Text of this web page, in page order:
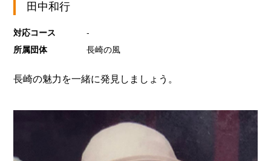
田中和行
対応コース
-
所属団体
長崎の風
長崎の魅力を一緒に発見しましょう。